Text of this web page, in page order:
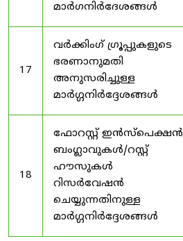
മാർഗനിർദേശങ്ങൾ
17
വർക്കിംഗ് ഗ്രൂപ്പുകളുടെ
ഭരണാനുമതി
അനുസരിച്ചുള്ള
മാർഗ്ഗനിർദ്ദേശങ്ങൾ
18
ഫോറസ്റ്റ് ഇൻസ്പെക്ഷൻ
ബംഗ്ലാവുകൾ/റസ്റ്റ്
ഹൗസുകൾ
റിസർവേഷൻ
ചെയ്യുന്നതിനുള്ള
മാർഗ്ഗനിർദ്ദേശങ്ങൾ